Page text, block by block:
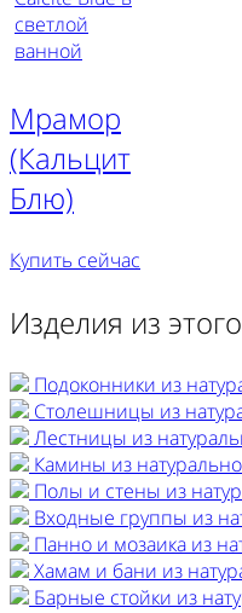
Мрамор
(Кальцит
Блю)
Купить сейчас
Изделия из
Подоконники из
Столешницы из
Лестницы из
Камины из
Полы и стены из
Входные группы из
Панно и мозаика из
Хамам и бани из
Барные стойки из